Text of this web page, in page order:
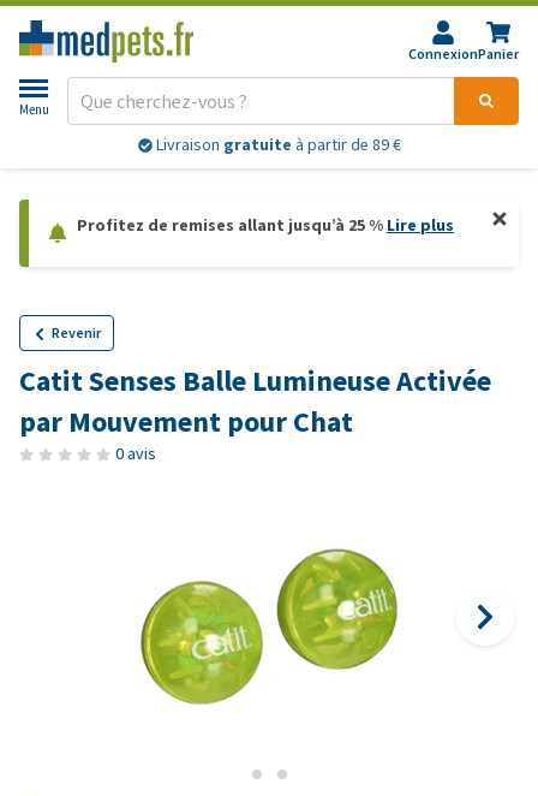
ConnexionPanier
Menu
Livraison gratuite à partir de 89 €
Profitez de remises allant jusqu’à 25 % Lire plus
Revenir
Catit Senses Balle Lumineuse Activée
par Mouvement pour Chat
0 avis